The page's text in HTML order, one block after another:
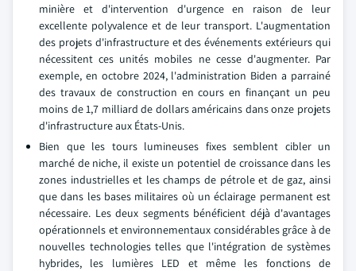
minière et d'intervention d'urgence en raison de leur
excellente polyvalence et de leur transport. L'augmentation
des projets d'infrastructure et des événements extérieurs qui
nécessitent ces unités mobiles ne cesse d'augmenter. Par
exemple, en octobre 2024, l'administration Biden a parrainé
des travaux de construction en cours en finançant un peu
moins de 1,7 milliard de dollars américains dans onze projets
d'infrastructure aux États-Unis.
Bien que les tours lumineuses fixes semblent cibler un
marché de niche, il existe un potentiel de croissance dans les
zones industrielles et les champs de pétrole et de gaz, ainsi
que dans les bases militaires où un éclairage permanent est
nécessaire. Les deux segments bénéficient déjà d'avantages
opérationnels et environnementaux considérables grâce à de
nouvelles technologies telles que l'intégration de systèmes
hybrides, les lumières LED et même les fonctions de